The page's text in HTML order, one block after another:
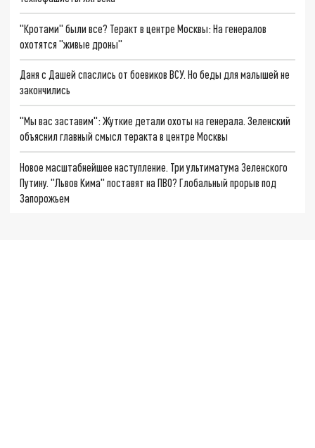
"Кротами" были все? Теракт в центре Москвы: На генералов
охотятся "живые дроны"
Даня с Дашей спаслись от боевиков ВСУ. Но беды для малышей не
закончились
"Мы вас заставим": Жуткие детали охоты на генерала. Зеленский
объяснил главный смысл теракта в центре Москвы
Новое масштабнейшее наступление. Три ультиматума Зеленского
Путину. "Львов Кима" поставят на ПВО? Глобальный прорыв под
Запорожьем